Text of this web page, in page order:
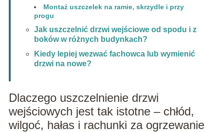
Montaż uszczelek na ramie, skrzydle i przy
progu
Jak uszczelnić drzwi wejściowe od spodu i z
boków w różnych budynkach?
Kiedy lepiej wezwać fachowca lub wymienić
drzwi na nowe?
Dlaczego uszczelnienie drzwi
wejściowych jest tak istotne – chłód,
wilgoć, hałas i rachunki za ogrzewanie